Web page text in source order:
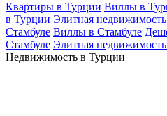
Квартиры в Турции Виллы в
в Турции Элитная
Стамбуле Виллы в Стамбуле
Стамбуле Элитная
Недвижимость в Турции